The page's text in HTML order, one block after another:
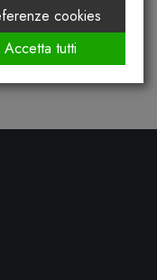
cookies
Accetta tutti